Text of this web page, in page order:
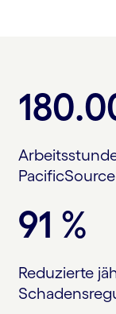
91 %
Reduzierte